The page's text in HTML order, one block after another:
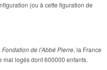
(ou à cette figuration de
Fondation de l’Abbé Pierre, la France
mal logés dont 600000 enfants.